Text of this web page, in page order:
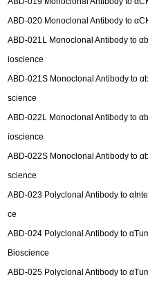
ABD-020 Monoclonal Antibody to
ABD-021L Monoclonal Antibody to
ioscience
ABD-021S Monoclonal Antibody to
science
ABD-022L Monoclonal Antibody to
ioscience
ABD-022S Monoclonal Antibody to
science
ABD-023 Polyclonal Antibody to
ce
ABD-024 Polyclonal Antibody to
Bioscience
ABD-025 Polyclonal Antibody to